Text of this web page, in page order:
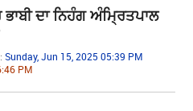
ਦਾ ਨਿਹੰਗ ਅੰਮ੍ਰਿਤਪਾਲ
:Sunday, Jun 15, 2025 05:39 PM
PM